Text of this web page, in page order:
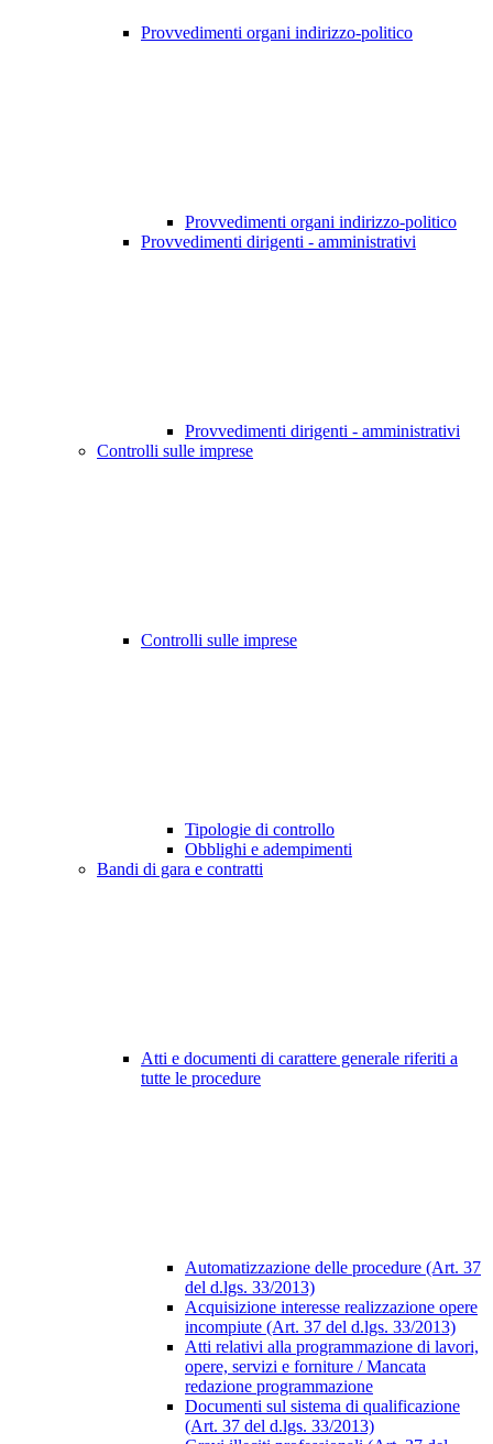
Provvedimenti organi indirizzo-politico
Provvedimenti organi indirizzo-politico
Provvedimenti dirigenti - amministrativi
Provvedimenti dirigenti - amministrativi
Controlli sulle imprese
Controlli sulle imprese
Tipologie di controllo
Obblighi e adempimenti
Bandi di gara e contratti
Atti e documenti di carattere generale riferiti a
tutte le procedure
Automatizzazione delle procedure (Art. 37
del d.lgs. 33/2013)
Acquisizione interesse realizzazione opere
incompiute (Art. 37 del d.lgs. 33/2013)
Atti relativi alla programmazione di lavori,
opere, servizi e forniture / Mancata
redazione programmazione
Documenti sul sistema di qualificazione
(Art. 37 del d.lgs. 33/2013)